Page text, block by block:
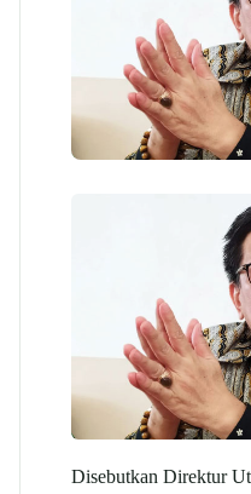
Disebutkan Direktur